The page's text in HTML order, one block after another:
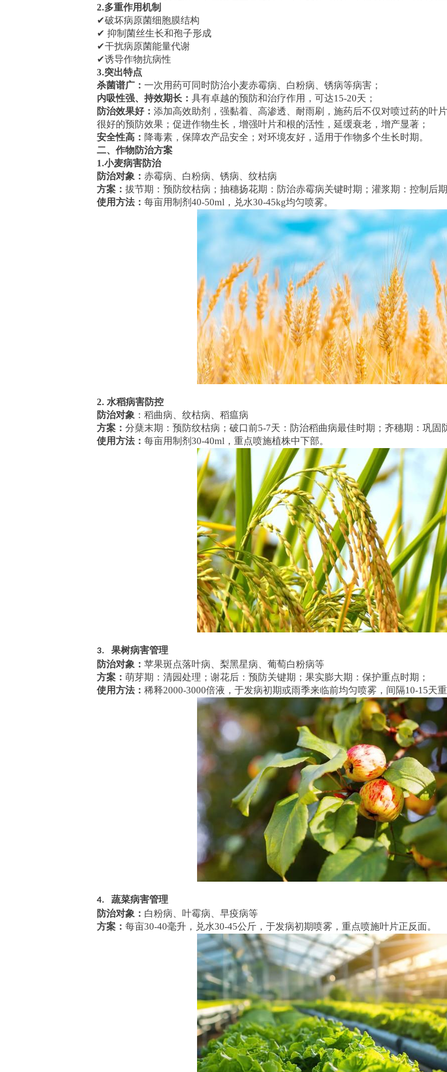
2.多重作用机制
✔破坏病原菌细胞膜结构
✔ 抑制菌丝生长和孢子形成
✔干扰病原菌能量代谢
✔诱导作物抗病性
3.突出特点
杀菌谱广： 一次用药可同时防治小麦赤霉病、白粉病、锈病等病害；
内吸性强、持效期长： 具有卓越的预防和治疗作用，可达15-20天；
防治效果好： 添加高效助剂，强黏着、高渗透、耐雨刷，施药后不仅对喷过药的叶
很好的预防效果；促进作物生长，增强叶片和根的活性，延缓衰老，增产显著；
安全性高： 降毒素，保障农产品安全；对环境友好，适用于作物多个生长时期。
二、作物防治方案
1.小麦病害防治
防治对象： 赤霉病、白粉病、锈病、纹枯病
方案： 拔节期：预防纹枯病；抽穗扬花期：防治赤霉病关键时期；灌浆期：控制后
使用方法： 每亩用制剂40-50ml，兑水30-45kg均匀喷雾。
2. 水稻病害防控
防治对象 ： 稻曲病、纹枯病、稻瘟病
方案： 分蘖末期：预防纹枯病；破口前5-7天：防治稻曲病最佳时期；齐穗期：巩固
使用方法： 每亩用制剂30-40ml，重点喷施植株中下部。
3.
果树病害管理
防治对象： 苹果斑点落叶病、梨黑星病、葡萄白粉病等
方案： 萌芽期：清园处理；谢花后：预防关键期；果实膨大期：保护重点时期；
使用方法 ： 稀释2000-3000倍液，于发病初期或雨季来临前均匀喷雾，间隔10-15天
4.
蔬菜病害管理
防治对象： 白粉病、叶霉病、早疫病等
方案： 每亩30-40毫升，兑水30-45公斤，于发病初期喷雾，重点喷施叶片正反面。